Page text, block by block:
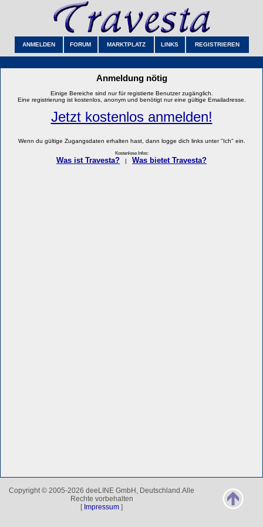
ANMELDEN FORUM MARKTPLATZ LINKS REGISTRIEREN
Anmeldung nötig
Einige Bereiche sind nur für registierte Benutzer zugänglich.
Eine registrierung ist kostenlos, anonym und benötigt nur eine gültige Emailadresse.
Jetzt kostenlos anmelden!
Wenn du gültige Zugangsdaten erhalten hast, dann logge dich links unter "Ich" ein.
Kostenlose Infos:
Was ist Travesta? Was bietet Travesta?
Copyright © 2005-2026 deeLINE GmbH, Deutschland.Alle
Rechte vorbehalten
[ Impressum ]